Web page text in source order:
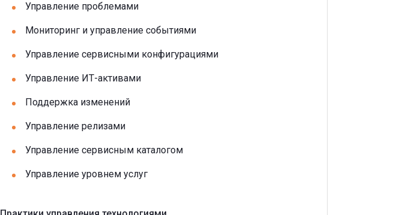
Управление проблемами
Мониторинг и управление событиями
Управление сервисными конфигурациями
Управление ИТ-активами
Поддержка изменений
Управление релизами
Управление сервисным каталогом
Управление уровнем услуг